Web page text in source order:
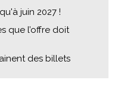
juin 2027 !
que l’offre doit
des billets